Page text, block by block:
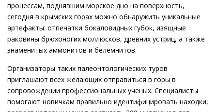
процессам, поднявшим морское дно на поверхность,
сегодня в крымских горах можно обнаружить уникальные
артефакты: отпечатки бокаловидных губок, изящные
раковины брюхоногих моллюсков, древних устриц, а также
знаменитых аммонитов и белемнитов.
Организаторы таких палеонтологических туров
приглашают всех желающих отправиться в горы в
сопровождении профессиональных ученых. Специалисты
помогают новичкам правильно идентифицировать находки,